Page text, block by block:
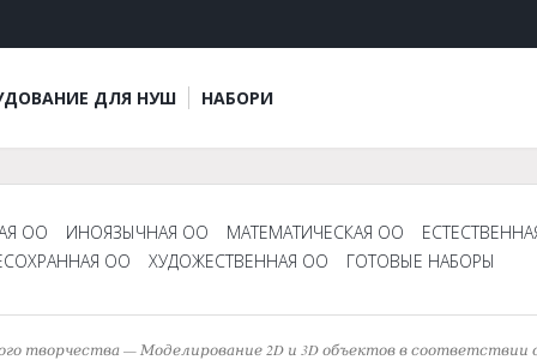
ДЛЯ НУШ НАБОРИ
ОО ИНОЯЗЫЧНАЯ ОО МАТЕМАТИЧЕСКАЯ ОО
ОО
ХУДОЖЕСТВЕННАЯ ОО ГОТОВЫЕ НАБОРЫ
творчества — Моделирование 2D и 3D объектов в